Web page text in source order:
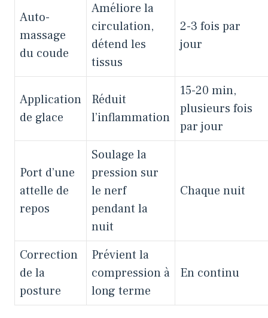
Auto-
massage
du coude
Améliore la
circulation,
détend les
tissus
2-3 fois par
jour
Application
de glace
Réduit
l’inflammation
15-20 min,
plusieurs fois
par jour
Port d’une
attelle de
repos
Soulage la
pression sur
le nerf
pendant la
nuit
Chaque nuit
Correction
de la
posture
Prévient la
compression à
long terme
En continu